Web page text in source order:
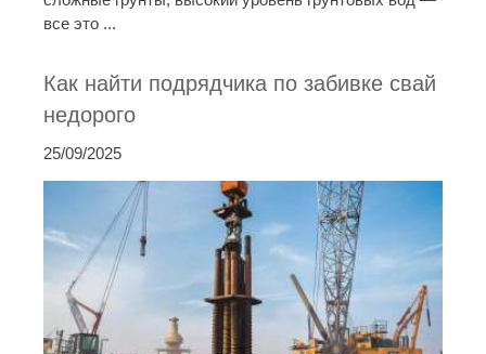
все это ...
Как найти подрядчика по забивке свай
недорого
25/09/2025